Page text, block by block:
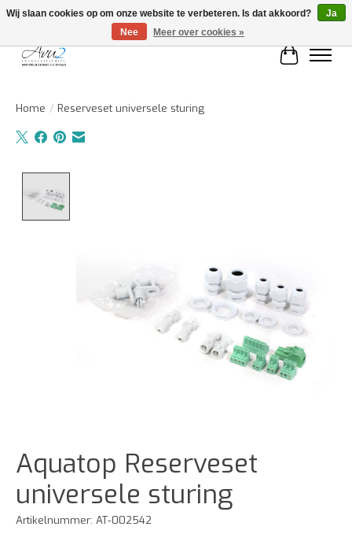
Home / Reserveset universele sturing
Aquatop Reserveset
universele sturing
Artikelnummer: AT-002542
Wij slaan cookies op om onze website te verbeteren. Is dat akkoord?
Ja
Nee
Meer over cookies »